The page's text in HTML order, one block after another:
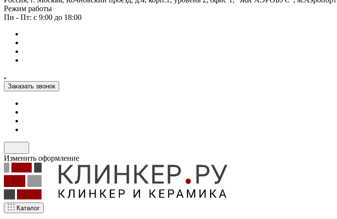
Режим работы
Пн - Пт: с 9:00 до 18:00
Заказать звонок
Изменить оформление
Каталог